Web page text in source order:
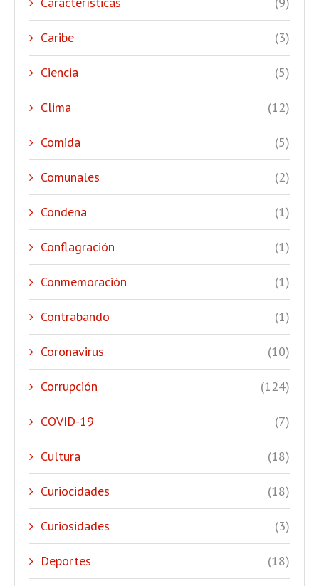
Caribe (3)
Ciencia (5)
Clima (12)
Comida (5)
Comunales (2)
Condena (1)
Conflagración (1)
Conmemoración (1)
Contrabando (1)
Coronavirus (10)
Corrupción (124)
COVID-19 (7)
Cultura (18)
Curiocidades (18)
Curiosidades (3)
Deportes (18)